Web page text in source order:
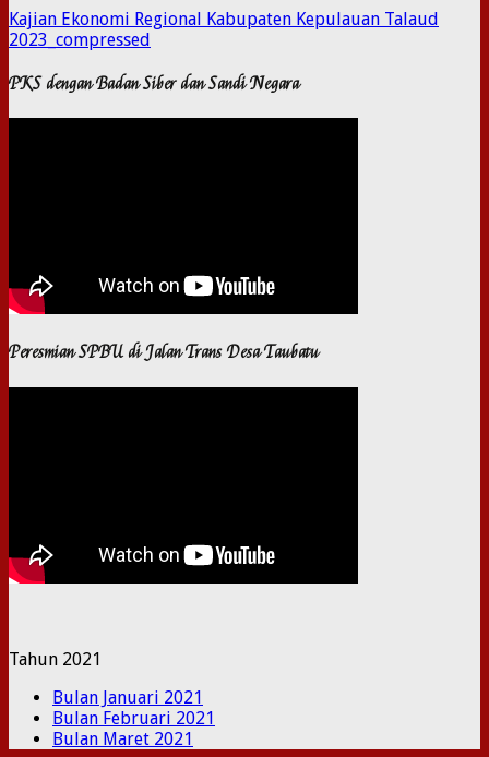
Kajian Ekonomi Regional Kabupaten Kepulauan Talaud
2023_compressed
PKS dengan Badan Siber dan Sandi Negara
Peresmian SPBU di Jalan Trans Desa Taubatu
Tahun 2021
Bulan Januari 2021
Bulan Februari 2021
Bulan Maret 2021